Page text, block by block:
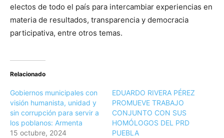
electos de todo el país para intercambiar experiencias en
materia de resultados, transparencia y democracia
participativa, entre otros temas.
Relacionado
Gobiernos municipales con
visión humanista, unidad y
sin corrupción para servir a
los poblanos: Armenta
15 octubre, 2024
EDUARDO RIVERA PÉREZ
PROMUEVE TRABAJO
CONJUNTO CON SUS
HOMÓLOGOS DEL PRD
PUEBLA